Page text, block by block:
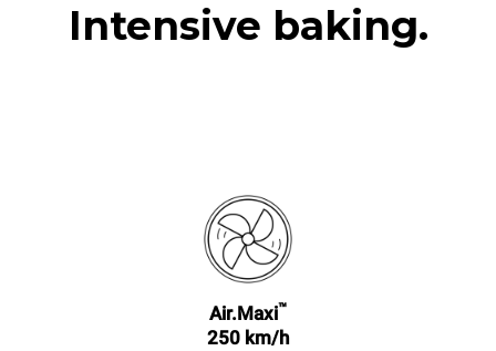
15.4 kWh/일
0 kg CO2/일
추정치에는 오븐에서
매일 오븐을 사용한다고
가정했을 때 (약 300일 / 년)
중간 크기의 크로와상 8개를
추정되는 소비량은 하단의
주간세척 프로그램을 기준으로
작성되었습니다. (42주/년)
Intensive baking.
Air.Maxi™
250 km/h